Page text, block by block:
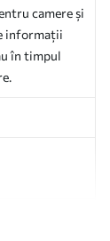
camere și
informații
în timpul